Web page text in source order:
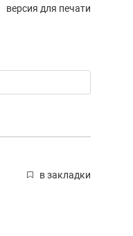
версия для печати
в закладки